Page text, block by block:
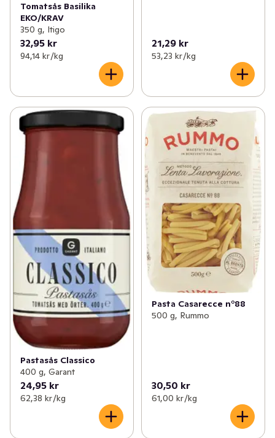
Tomatsås Basilika
EKO/KRAV
350 g, Itigo
32,95 kr
94,14 kr /kg
21,29 kr
53,23 kr /kg
Pastasås Classico
400 g, Garant
24,95 kr
62,38 kr /kg
Pasta Casarecce n°88
500 g, Rummo
30,50 kr
61,00 kr /kg